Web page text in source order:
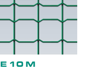
10 M